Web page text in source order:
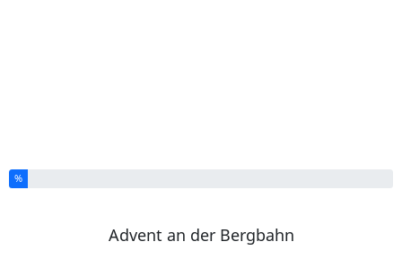
Sie haben % dieser Umfrage fertiggestellt.
%
Advent an der Bergbahn